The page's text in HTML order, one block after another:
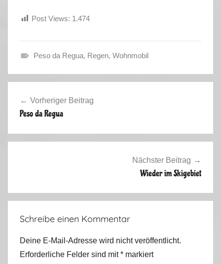
Post Views: 1.474
e
s
t
Peso da Regua, Regen, Wohnmobil
Vorheriger Beitrag
Peso da Regua
Nächster Beitrag
Wieder im Skigebiet
Schreibe einen Kommentar
Deine E-Mail-Adresse wird nicht veröffentlicht.
Erforderliche Felder sind mit* markiert